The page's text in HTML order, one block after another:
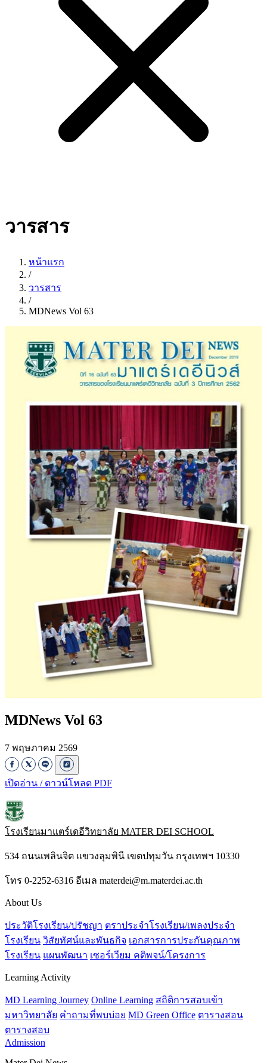
วารสาร
หน้าแรก
/
วารสาร
/
MDNews Vol 63
MDNews Vol 63
7 พฤษภาคม 2569
เปิดอ่าน / ดาวน์โหลด PDF
โรงเรียนมาแตร์เดอีวิทยาลัย MATER DEI SCHOOL
534 ถนนเพลินจิต แขวงลุมพินี เขตปทุมวัน กรุงเทพฯ 10330
โทร 0-2252-6316 อีเมล materdei@m.materdei.ac.th
About Us
ประวัติโรงเรียน/ปรัชญา ตราประจำโรงเรียน/เพลงประจำ
โรงเรียน วิสัยทัศน์และพันธกิจ เอกสารการประกันคุณภาพ
โรงเรียน แผนพัฒนา เซอร์เวียม คติพจน์/โครงการ
Learning Activity
MD Learning Journey Online Learning สถิติการสอบเข้า
มหาวิทยาลัย คำถามที่พบบ่อย MD Green Office ตารางสอน
ตารางสอบ
Admission